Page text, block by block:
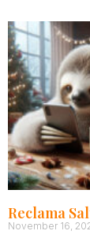
Reclama
November 16,